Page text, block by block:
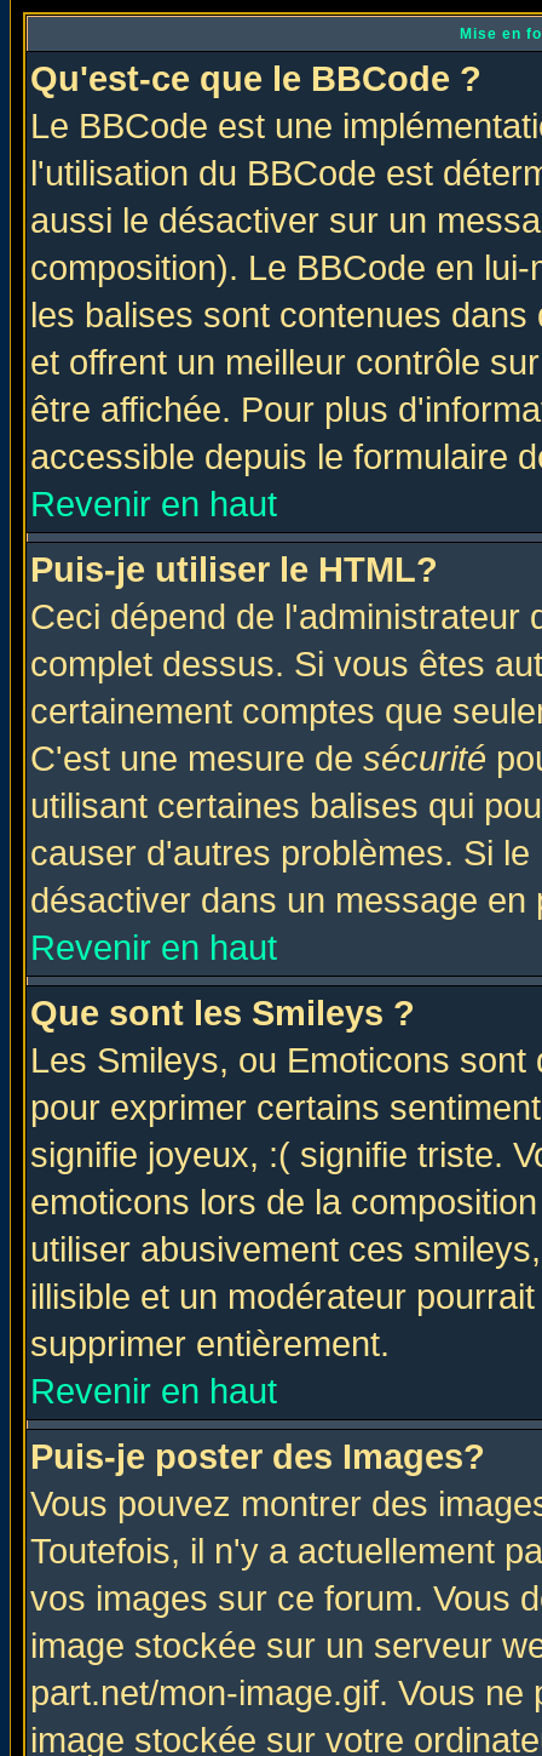
Mise en
Qu'est-ce que le BBCode ?
Le BBCode est une
l'utilisation du BBCode est
aussi le désactiver sur un
composition). Le BBCode en
les balises sont contenues
et offrent un meilleur contrôle
être affichée. Pour plus
accessible depuis le formulaire
Revenir en haut
Puis-je utiliser le HTML?
Ceci dépend de l'administrateur
complet dessus. Si vous êtes
certainement comptes que
C'est une mesure de sécurité
utilisant certaines balises qui
causer d'autres problèmes. Si
désactiver dans un message
Revenir en haut
Que sont les Smileys ?
Les Smileys, ou Emoticons
pour exprimer certains
signifie joyeux, :( signifie triste.
emoticons lors de la
utiliser abusivement ces
illisible et un modérateur
supprimer entièrement.
Revenir en haut
Puis-je poster des Images?
Vous pouvez montrer des
Toutefois, il n'y a actuellement
vos images sur ce forum. Vous
image stockée sur un serveur
part.net/mon-image.gif. Vous
image stockée sur votre